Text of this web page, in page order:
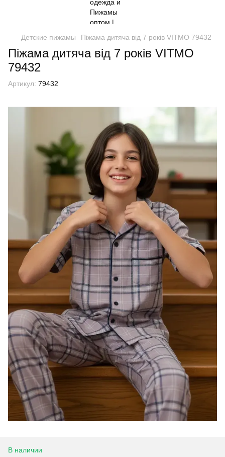
Детские пижамы Піжама дитяча від 7 років VITMO 79432
Піжама дитяча від 7 років VITMO
79432
Артикул: 79432
В наличии